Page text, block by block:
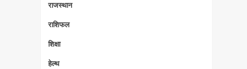
राजस्थान
राशिफल
शिक्षा
हेल्थ